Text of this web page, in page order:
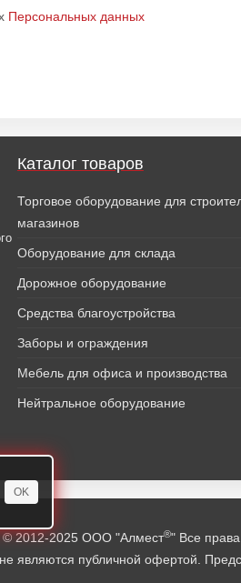
Персональных данных
Каталог товаров
Торговое оборудование для
магазинов
Оборудование для склада
Дорожное оборудование
Средства благоустройства
Заборы и ограждения
Мебель для офиса и производства
Нейтральное оборудование
© 2012-2025 ООО "Алмест®" Все
являются публичной офертой.
OK